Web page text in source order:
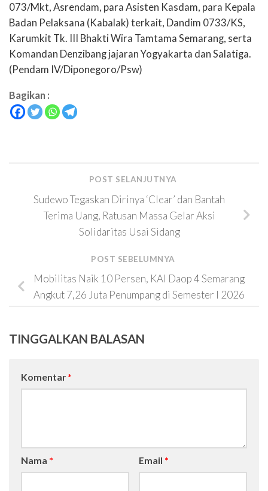
073/Mkt, Asrendam, para Asisten Kasdam, para Kepala
Badan Pelaksana (Kabalak) terkait, Dandim 0733/KS,
Karumkit Tk. III Bhakti Wira Tamtama Semarang, serta
Komandan Denzibang jajaran Yogyakarta dan Salatiga.
(Pendam IV/Diponegoro/Psw)
Bagikan :
POST SELANJUTNYA
Sudewo Tegaskan Dirinya ‘Clear’ dan Bantah
Terima Uang, Ratusan Massa Gelar Aksi
Solidaritas Usai Sidang
POST SEBELUMNYA
Mobilitas Naik 10 Persen, KAI Daop 4 Semarang
Angkut 7,26 Juta Penumpang di Semester I 2026
TINGGALKAN BALASAN
Komentar *
Nama * Email *